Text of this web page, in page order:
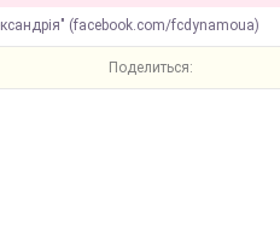
(facebook.com/fcdynamoua)
Поделиться: